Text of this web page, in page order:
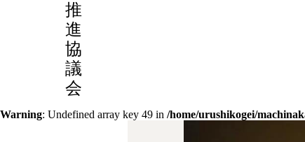
推
進
協
議
会
Warning: Undefined array key 49 in /home/urushikogei/